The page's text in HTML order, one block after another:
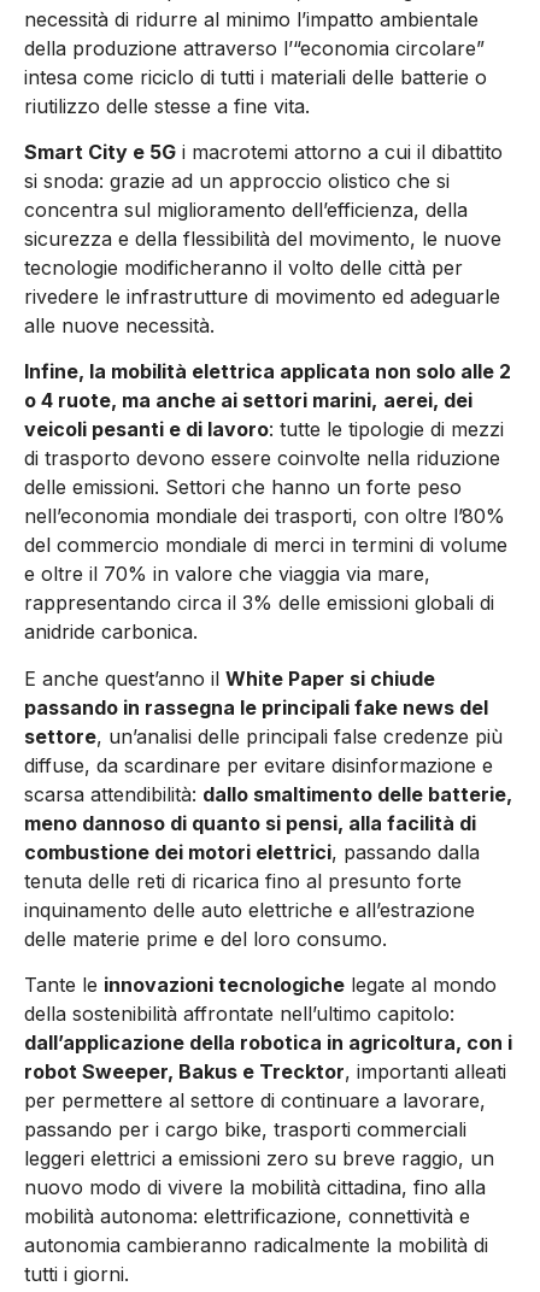
necessità di ridurre al minimo l’impatto ambientale
della produzione attraverso l’“economia circolare”
intesa come riciclo di tutti i materiali delle batterie o
riutilizzo delle stesse a fine vita.
Smart City e 5G i macrotemi attorno a cui il dibattito
si snoda: grazie ad un approccio olistico che si
concentra sul miglioramento dell’efficienza, della
sicurezza e della flessibilità del movimento, le nuove
tecnologie modificheranno il volto delle città per
rivedere le infrastrutture di movimento ed adeguarle
alle nuove necessità.
Infine, la mobilità elettrica applicata non solo alle 2
o 4 ruote, ma anche ai settori marini, aerei, dei
veicoli pesanti e di lavoro: tutte le tipologie di mezzi
di trasporto devono essere coinvolte nella riduzione
delle emissioni. Settori che hanno un forte peso
nell’economia mondiale dei trasporti, con oltre l’80%
del commercio mondiale di merci in termini di volume
e oltre il 70% in valore che viaggia via mare,
rappresentando circa il 3% delle emissioni globali di
anidride carbonica.
E anche quest’anno il White Paper si chiude
passando in rassegna le principali fake news del
settore, un’analisi delle principali false credenze più
diffuse, da scardinare per evitare disinformazione e
scarsa attendibilità: dallo smaltimento delle batterie,
meno dannoso di quanto si pensi, alla facilità di
combustione dei motori elettrici, passando dalla
tenuta delle reti di ricarica fino al presunto forte
inquinamento delle auto elettriche e all’estrazione
delle materie prime e del loro consumo.
Tante le innovazioni tecnologiche legate al mondo
della sostenibilità affrontate nell’ultimo capitolo:
dall’applicazione della robotica in agricoltura, con i
robot Sweeper, Bakus e Trecktor, importanti alleati
per permettere al settore di continuare a lavorare,
passando per i cargo bike, trasporti commerciali
leggeri elettrici a emissioni zero su breve raggio, un
nuovo modo di vivere la mobilità cittadina, fino alla
mobilità autonoma: elettrificazione, connettività e
autonomia cambieranno radicalmente la mobilità di
tutti i giorni.